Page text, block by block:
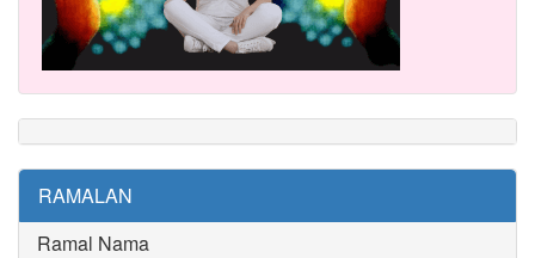
RAMALAN
Ramal Nama